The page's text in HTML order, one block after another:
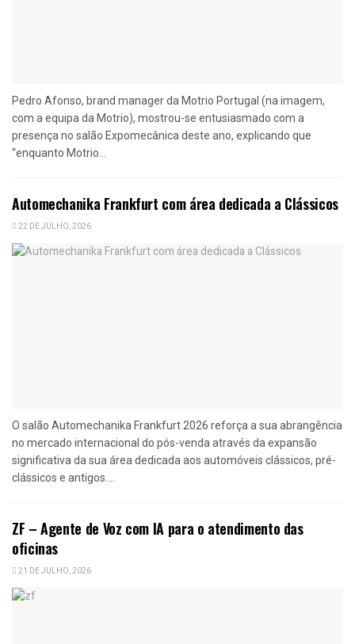
Pedro Afonso, brand manager da Motrio Portugal (na imagem,
com a equipa da Motrio), mostrou-se entusiasmado com a
presença no salão Expomecânica deste ano, explicando que
“enquanto Motrio...
Automechanika Frankfurt com área dedicada a Clássicos
22 DE JULHO, 2026
O salão Automechanika Frankfurt 2026 reforça a sua abrangência
no mercado internacional do pós-venda através da expansão
significativa da sua área dedicada aos automóveis clássicos, pré-
clássicos e antigos....
ZF – Agente de Voz com IA para o atendimento das
oficinas
21 DE JULHO, 2026